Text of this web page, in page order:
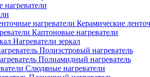
Керамические
Каптоновые нагреватели
Нагреватели зеркал
Полиэстровый нагреватель
Полиамидный нагреватель
Слюдяные нагреватели